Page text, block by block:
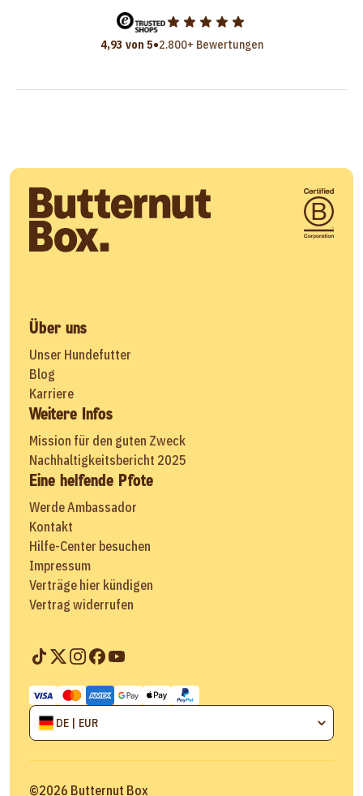
4,93 von 5•2.800+ Bewertungen
Über uns
Unser Hundefutter
Blog
Karriere
Weitere Infos
Mission für den guten Zweck
Nachhaltigkeitsbericht 2025
Eine helfende Pfote
Werde Ambassador
Kontakt
Hilfe-Center besuchen
Impressum
Verträge hier kündigen
Vertrag widerrufen
DE | EUR
©2026 Butternut Box